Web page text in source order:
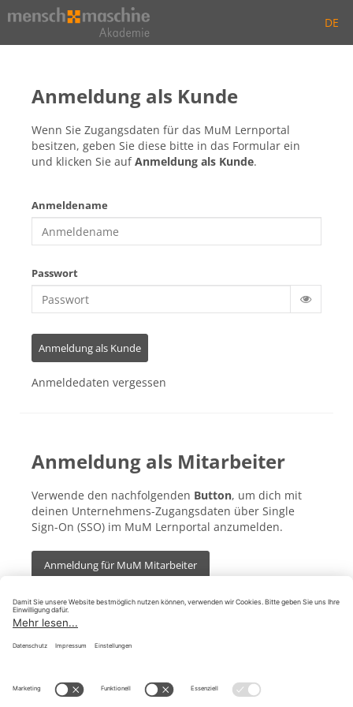
Hauptinhalt
DE
Anmelden
Anmeldung als Kunde
Wenn Sie Zugangsdaten für das MuM Lernportal
besitzen, geben Sie diese bitte in das Formular ein
und klicken Sie aufAnmeldung als Kunde.
Anmeldename
Passwort
Anmeldedaten vergessen
Anmeldung als Mitarbeiter
Verwende den nachfolgenden Button, um dich mit
deinen Unternehmens-Zugangsdaten über Single
Sign-On (SSO) im MuM Lernportal anzumelden.
Anmeldung für MuM Mitarbeiter
Impressum
Cookie Consent Settings